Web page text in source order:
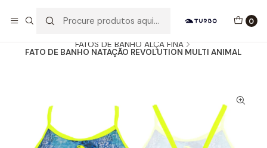
0
FATOS DE BANHO ALÇA FINA
FATO DE BANHO NATAÇÃO REVOLUTION MULTI ANIMAL